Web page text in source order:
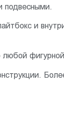
подвесными.
и
любой